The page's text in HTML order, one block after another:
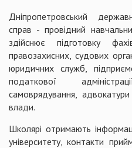
Дніпропетровський
справ - провідний
здійснює підготовку
правозахисних, судових
юридичних служб,
податкової
самоврядування,
влади.
Школярі отримають
університету, контакти